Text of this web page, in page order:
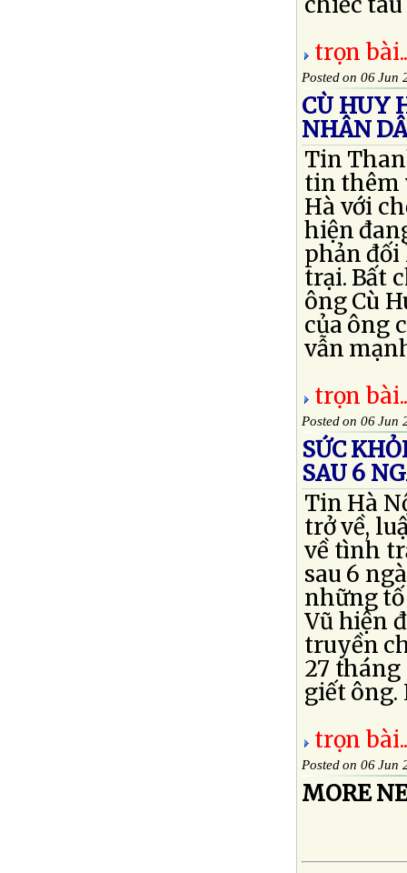
trọn
Posted on 06 Jun
CÙ HUY
NHÂN
Tin
tin thêm
Hà với
hiện
phản
trại. Bất
ông Cù
của ông
vẫn
trọn
Posted on 06 Jun
SỨC
SAU 6
Tin Hà
trở về,
về tình
sau 6
những tố
Vũ hiện
truyền
27 tháng
giết ông.
trọn
Posted on 06 Jun
MORE